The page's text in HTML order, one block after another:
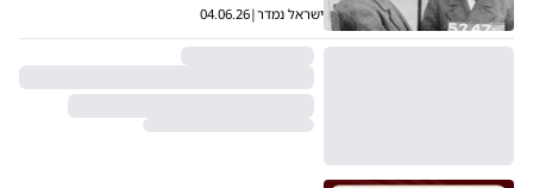
ישראל נמדר|
04.06.26